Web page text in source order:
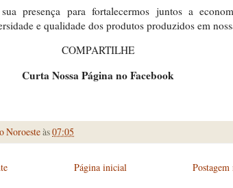
presença para fortalecermos juntos a
e qualidade dos produtos produzidos em
COMPARTILHE
Curta Nossa Página no Facebook
Noroesteàs07:05
Página inicial